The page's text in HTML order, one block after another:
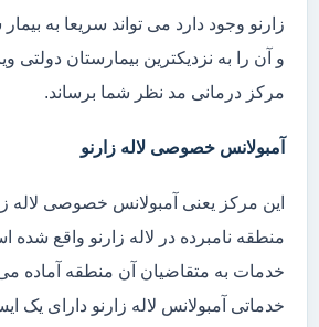
زارنو وجود دارد می تواند سریعا به
و آن را به نزدیکترین بیمارستان دولتی
مرکز درمانی مد نظر شما برساند.
آمبولانس خصوصی لاله زارنو
این مرکز یعنی آمبولانس خصوصی لاله
منطقه نامبرده در لاله زارنو واقع شده
خدمات به متقاضیان آن منطقه آماده
خدماتی آمبولانس لاله زارنو دارای یک